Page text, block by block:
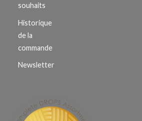
souhaits
Historique
de la
commande
Newsletter